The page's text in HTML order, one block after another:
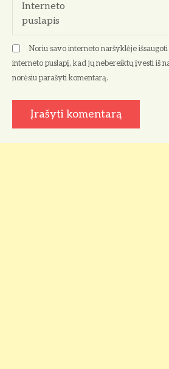
a
š
ų
Interneto
puslapis
Noriu savo interneto naršyklėje
interneto puslapį, kad jų nebereiktų įvesti iš
norėsiu parašyti komentarą.